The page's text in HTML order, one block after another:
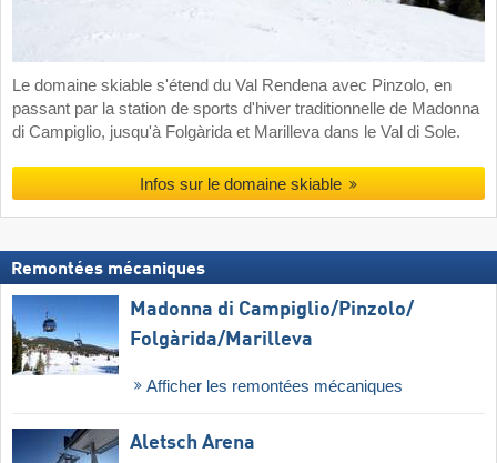
Le domaine skiable s'étend du Val Rendena avec Pinzolo, en
passant par la station de sports d'hiver traditionnelle de Madonna
di Campiglio, jusqu'à Folgàrida et Marilleva dans le Val di Sole.
Infos sur le domaine skiable
Remontées mécaniques
Madonna di Campiglio/​Pinzolo/​
Folgàrida/​Marilleva
Afficher les remontées mécaniques
Aletsch Arena